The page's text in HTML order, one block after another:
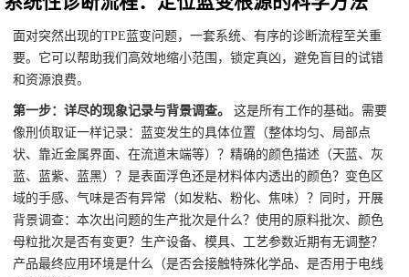
面对突然出现的TPE蓝变问题，一套系统、有序的诊断流程至关重
要。它可以帮助我们高效地缩小范围，锁定真凶，避免盲目的试错
和资源浪费。
第一步：详尽的现象记录与背景调查。
这是所有工作的基础。需要
像刑侦取证一样记录：蓝变发生的具体位置（整体均匀、局部点
状、靠近金属界面、在流道末端等）？精确的颜色描述（天蓝、灰
蓝、蓝紫、蓝黑）？是表面浮色还是材料体内透出的颜色？变色区
域的手感、气味是否有异常（如发粘、粉化、焦味）？同时，开展
背景调查：本次出问题的生产批次是什么？使用的原料批次、颜色
母粒批次是否有变更？生产设备、模具、工艺参数近期有无调整？
产品最终应用环境是什么（是否会接触特殊化学品、是否用于电线